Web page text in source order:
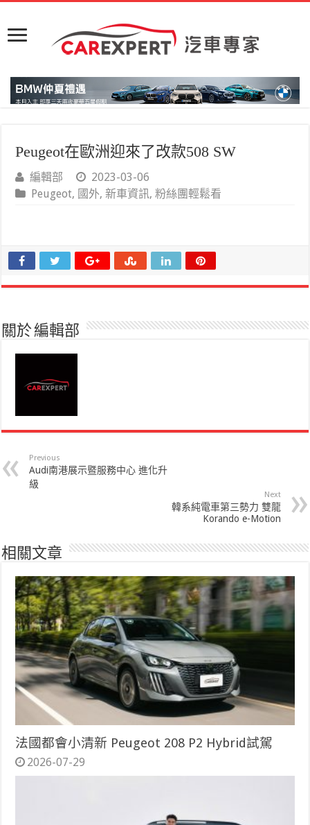
Peugeot在歐洲迎來了改款508 SW
編輯部
2023-03-06
Peugeot, 國外,新車資訊,粉絲團輕鬆看
關於 編輯部
Previous
Audi南港展示暨服務中心 進化升
級
Next
韓系純電車第三勢力 雙龍
Korando e-Motion
相關文章
法國都會小清新 Peugeot 208 P2 Hybrid試駕
2026-07-29